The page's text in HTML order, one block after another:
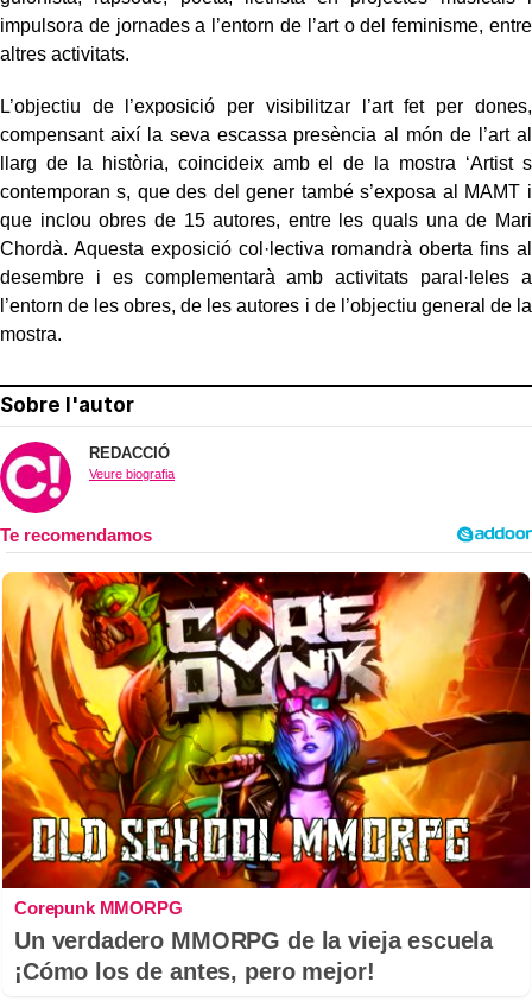
impulsora de jornades a l’entorn de l’art o del feminisme, entre
altres activitats.
L’objectiu de l’exposició per visibilitzar l’art fet per dones,
compensant així la seva escassa presència al món de l’art al
llarg de la història, coincideix amb el de la mostra ‘Artist s
contemporan s, que des del gener també s’exposa al MAMT i
que inclou obres de 15 autores, entre les quals una de Mari
Chordà. Aquesta exposició col·lectiva romandrà oberta fins al
desembre i es complementarà amb activitats paral·leles a
l’entorn de les obres, de les autores i de l’objectiu general de la
mostra.
Sobre l'autor
REDACCIÓ
Veure biografia
Corepunk MMORPG
Un verdadero MMORPG de la vieja escuela
¡Cómo los de antes, pero mejor!